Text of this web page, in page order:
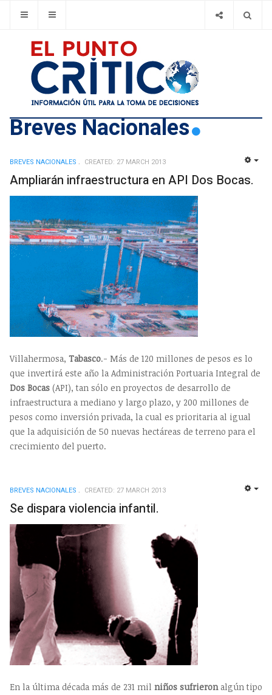
Breves Nacionales
BREVES NACIONALES CREATED: 27 MARCH 2013
Ampliarán infraestructura en API Dos Bocas.
Villahermosa, Tabasco.- Más de 120 millones de pesos es lo
que invertirá este año la Administración Portuaria Integral de
Dos Bocas (API), tan sólo en proyectos de desarrollo de
infraestructura a mediano y largo plazo, y 200 millones de
pesos como inversión privada, la cual es prioritaria al igual
que la adquisición de 50 nuevas hectáreas de terreno para el
crecimiento del puerto.
BREVES NACIONALES CREATED: 27 MARCH 2013
Se dispara violencia infantil.
En la última década más de 231 mil niños sufrieronalgún tipo